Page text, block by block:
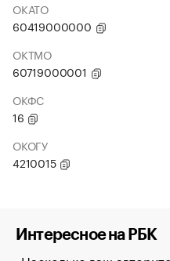
ОКАТО
60419000000
ОКТМО
60719000001
ОКФС
16
ОКОГУ
4210015
Интересное на РБК